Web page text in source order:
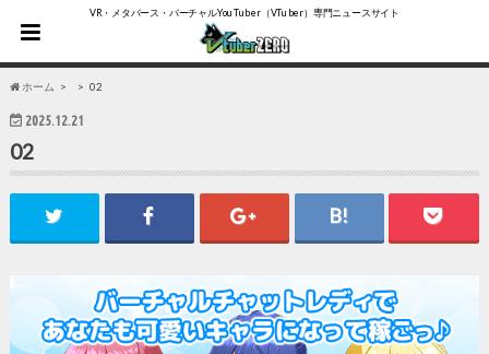
VR・メタバース・バーチャルYouTuber（VTuber）専門ニュースサイト
ホーム 02
2025.12.21
02